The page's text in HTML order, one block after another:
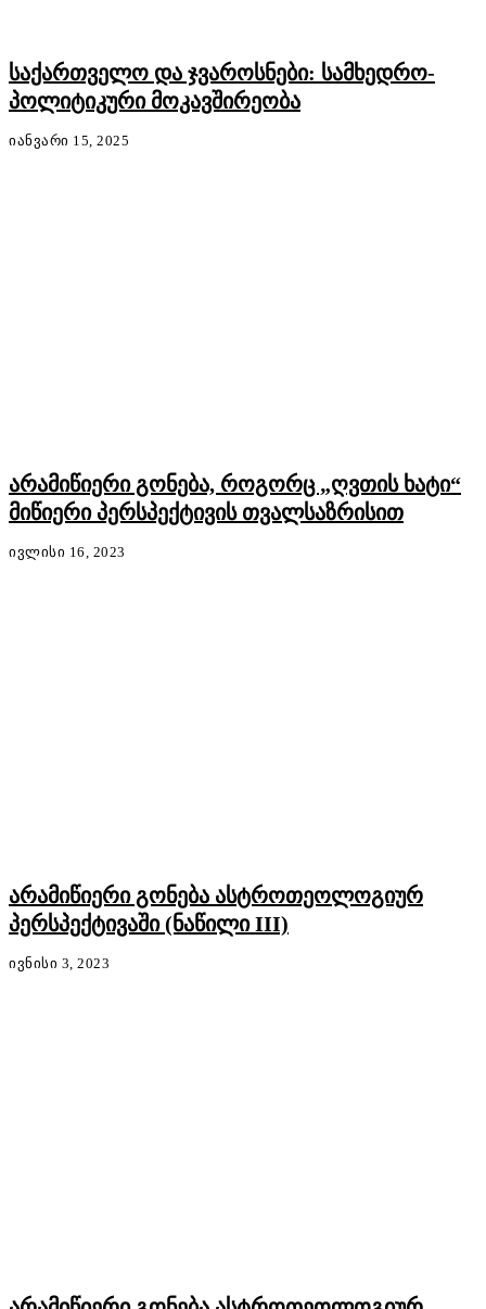
საქართველო და ჯვაროსნები: სამხედრო-
პოლიტიკური მოკავშირეობა
ᲘᲐᲜᲕᲐᲠᲘ 15, 2025
არამიწიერი გონება, როგორც „ღვთის ხატი“
მიწიერი პერსპექტივის თვალსაზრისით
ᲘᲕᲚᲘᲡᲘ 16, 2023
არამიწიერი გონება ასტროთეოლოგიურ
პერსპექტივაში (ნაწილი III)
ᲘᲕᲜᲘᲡᲘ 3, 2023